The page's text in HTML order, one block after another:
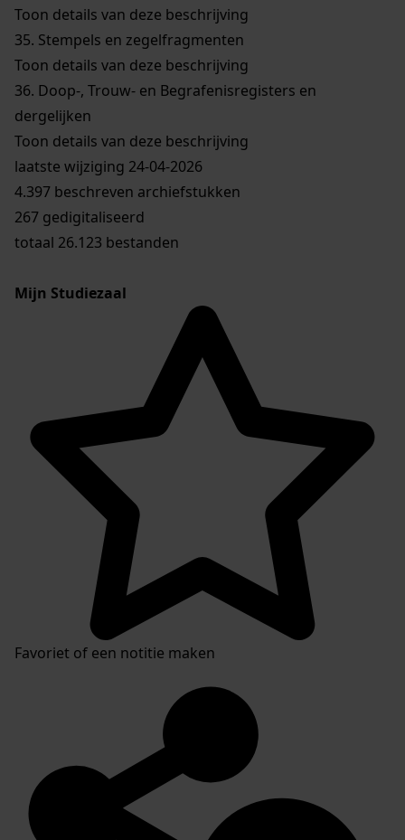
Toon details van deze beschrijving
35. Stempels en zegelfragmenten
Toon details van deze beschrijving
36. Doop-, Trouw- en Begrafenisregisters en
dergelijken
Toon details van deze beschrijving
laatste wijziging 24-04-2026
4.397 beschreven archiefstukken
267 gedigitaliseerd
totaal 26.123 bestanden
Mijn Studiezaal
Favoriet of een notitie maken